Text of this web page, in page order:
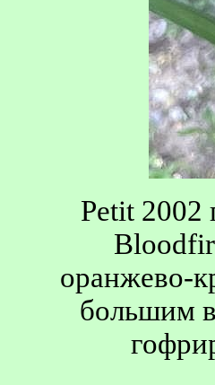
Petit 2002
оранжево-
большим